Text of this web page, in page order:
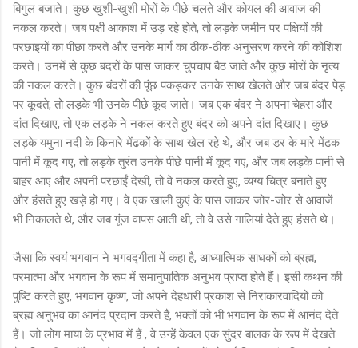
बिगुल बजाते। कुछ खुशी-खुशी मोरों के पीछे चलते और कोयल की आवाज की
नकल करते। जब पक्षी आकाश में उड़ रहे होते, तो लड़के जमीन पर पक्षियों की
परछाइयों का पीछा करते और उनके मार्ग का ठीक-ठीक अनुसरण करने की कोशिश
करते। उनमें से कुछ बंदरों के पास जाकर चुपचाप बैठ जाते और कुछ मोरों के नृत्य
की नकल करते। कुछ बंदरों की पूंछ पकड़कर उनके साथ खेलते और जब बंदर पेड़
पर कूदते, तो लड़के भी उनके पीछे कूद जाते। जब एक बंदर ने अपना चेहरा और
दांत दिखाए, तो एक लड़के ने नकल करते हुए बंदर को अपने दांत दिखाए। कुछ
लड़के यमुना नदी के किनारे मेंढकों के साथ खेल रहे थे, और जब डर के मारे मेंढक
पानी में कूद गए, तो लड़के तुरंत उनके पीछे पानी में कूद गए, और जब लड़के पानी से
बाहर आए और अपनी परछाईं देखी, तो वे नकल करते हुए, व्यंग्य चित्र बनाते हुए
और हंसते हुए खड़े हो गए। वे एक खाली कुएं के पास जाकर जोर-जोर से आवाजें
भी निकालते थे, और जब गूंज वापस आती थी, तो वे उसे गालियां देते हुए हंसते थे।
जैसा कि स्वयं भगवान ने भगवद्गीता में कहा है, आध्यात्मिक साधकों को ब्रह्म,
परमात्मा और भगवान के रूप में समानुपातिक अनुभव प्राप्त होते हैं। इसी कथन की
पुष्टि करते हुए, भगवान कृष्ण, जो अपने देहधारी प्रकाश से निराकारवादियों को
ब्रह्म अनुभव का आनंद प्रदान करते हैं, भक्तों को भी भगवान के रूप में आनंद देते
हैं। जो लोग माया के प्रभाव में हैं , वे उन्हें केवल एक सुंदर बालक के रूप में देखते